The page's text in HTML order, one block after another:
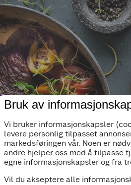
Bruk av
Vi bruker informasjonskapsler
levere personlig tilpasset
markedsføringen vår. Noen er
andre hjelper oss med å tilpasse
egne informasjonskapsler og fra
Vil du akseptere alle